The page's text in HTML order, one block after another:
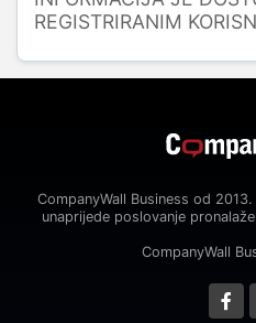
REGISTRIRANIM
CompanyWall Business od
unaprijede poslovanje
CompanyWall